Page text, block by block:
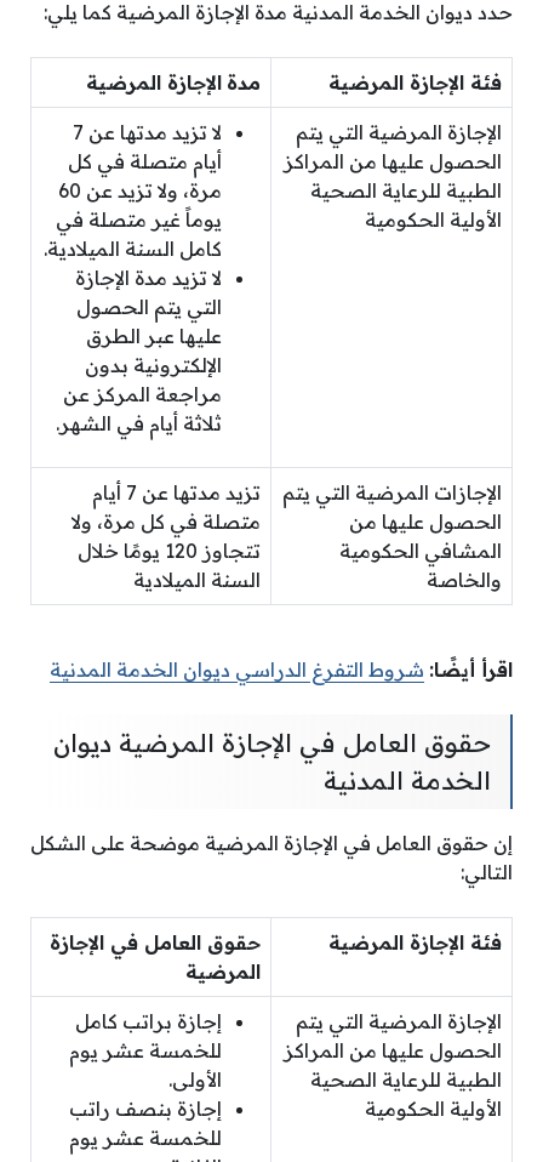
حدد ديوان الخدمة المدنية مدة الإجازة المرضية كما يلي:
فئة الإجازة المرضية مدة الإجازة المرضية
الإجازة المرضية التي يتم
الحصول عليها من المراكز
الطبية للرعاية الصحية
الأولية الحكومية
لا تزيد مدتها عن 7
أيام متصلة في كل
مرة، ولا تزيد عن 60
يوماً غير متصلة في
كامل السنة الميلادية.
لا تزيد مدة الإجازة
التي يتم الحصول
عليها عبر الطرق
الإلكترونية بدون
مراجعة المركز عن
ثلاثة أيام في الشهر.
الإجازات المرضية التي يتم
الحصول عليها من
المشافي الحكومية
والخاصة
تزيد مدتها عن 7 أيام
متصلة في كل مرة، ولا
تتجاوز 120 يومًا خلال
السنة الميلادية
اقرأ أيضًا: شروط التفرغ الدراسي ديوان الخدمة المدنية
حقوق العامل في الإجازة المرضية ديوان
الخدمة المدنية
إن حقوق العامل في الإجازة المرضية موضحة على الشكل
التالي:
فئة الإجازة المرضية
حقوق العامل في الإجازة
المرضية
الإجازة المرضية التي يتم
الحصول عليها من المراكز
الطبية للرعاية الصحية
الأولية الحكومية
إجازة براتب كامل
للخمسة عشر يوم
الأولى.
إجازة بنصف راتب
للخمسة عشر يوم